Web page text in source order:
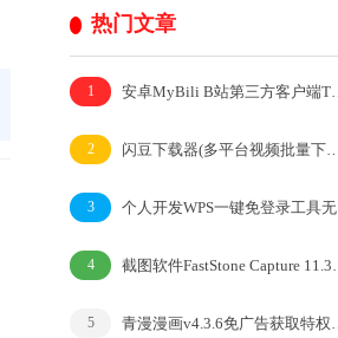
热门文章
1 安卓MyBili B站第三方客户端TV版v1.6.9
2 闪豆下载器(多平台视频批量下载器)v2026.07.29
3 个人开发WPS一键免登录工具无需登录账号
4 截图软件FastStone Capture 11.3中文绿色版
5 青漫漫画v4.3.6免广告获取特权重制修复版